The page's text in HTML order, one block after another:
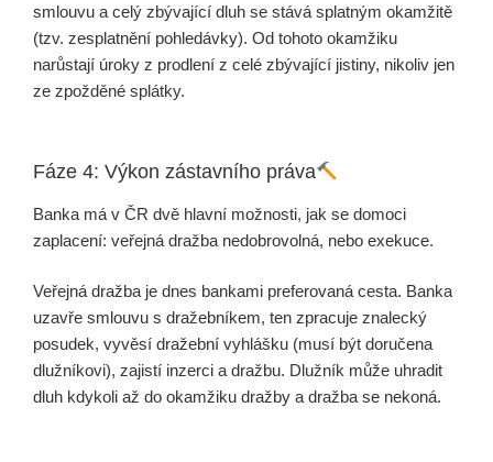
smlouvu a celý zbývající dluh se stává splatným okamžitě
(tzv. zesplatnění pohledávky). Od tohoto okamžiku
narůstají úroky z prodlení z celé zbývající jistiny, nikoliv jen
ze zpožděné splátky.
Fáze 4: Výkon zástavního práva
Banka má v ČR dvě hlavní možnosti, jak se domoci
zaplacení: veřejná dražba nedobrovolná, nebo exekuce.
Veřejná dražba je dnes bankami preferovaná cesta. Banka
uzavře smlouvu s dražebníkem, ten zpracuje znalecký
posudek, vyvěsí dražební vyhlášku (musí být doručena
dlužníkovi), zajistí inzerci a dražbu. Dlužník může uhradit
dluh kdykoli až do okamžiku dražby a dražba se nekoná.